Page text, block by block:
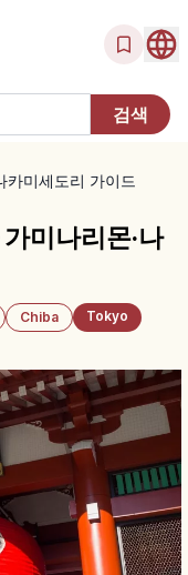
카미세도리 가이드
미나리몬·나
Chiba
Tokyo